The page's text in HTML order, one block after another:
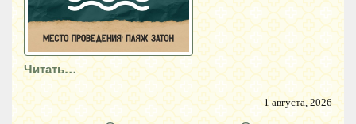
Читать…
1 августа, 2026